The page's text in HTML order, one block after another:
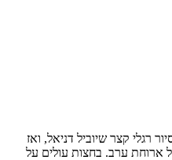
קצר שיוביל דניאל, ואז
ערב. בחצות עולים על